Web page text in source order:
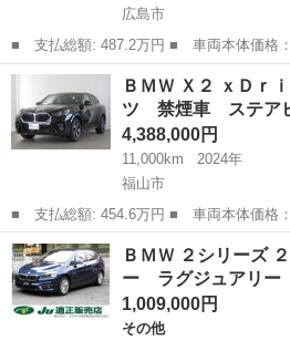
広島市
■ 支払総額: 487.2万円 ■ 車両本体価格： 4,688,000 円 ■ メーカ
ー名： ＢＭＷ ■ 車種名： ３シリー
ｉツーリング Ｍスポーツ ハイライン
Ｇ 後期...
広島 広島市
ＢＭＷ Ｘ２ ｘＤ
ツ 禁煙車 ステア
4,388,000円
11,000km
2024年
福山市
■ 支払総額: 454.6万円 ■ 車両本体価格： 4,388,000 円 ■ メーカ
ー名： ＢＭＷ ■ 車種名： Ｘ２ ■ グ
ｅ ２０ｉ Ｍスポーツ 禁煙車 ステ
２０ＡＷ ...
広島 福山市
ＢＭＷ ２シリーズ
ー ラグジュアリ
1,009,000円
その他